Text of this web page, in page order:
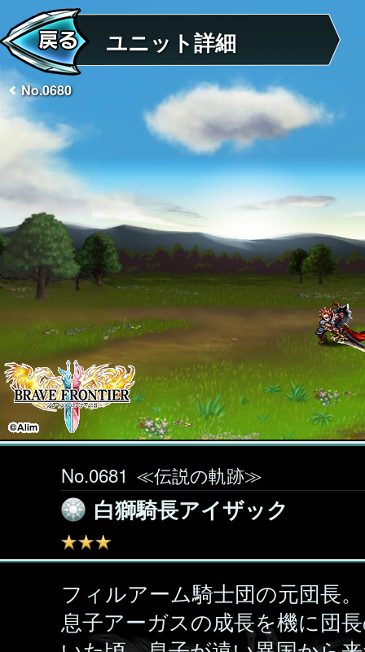
ユニット詳細
No.0680
No.0681 ≪伝説の軌跡≫
白獅騎長アイザック
フィルアーム騎士団の元団長。
息子アーガスの成長を機に団